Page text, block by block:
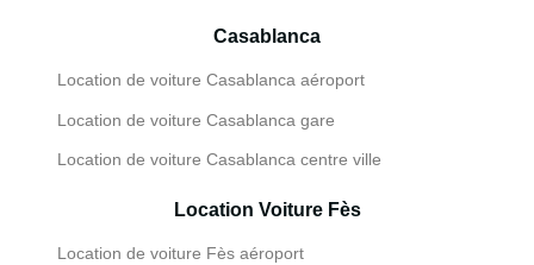
Casablanca
Location de voiture Casablanca aéroport
Location de voiture Casablanca gare
Location de voiture Casablanca centre ville
Location Voiture Fès
Location de voiture Fès aéroport